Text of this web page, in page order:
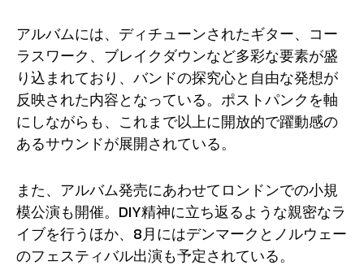
アルバムには、ディチューンされたギター、コー
ラスワーク、ブレイクダウンなど多彩な要素が盛
り込まれており、バンドの探究心と自由な発想が
反映された内容となっている。ポストパンクを軸
にしながらも、これまで以上に開放的で躍動感の
あるサウンドが展開されている。
また、アルバム発売にあわせてロンドンでの小規
模公演も開催。DIY精神に立ち返るような親密なラ
イブを行うほか、8月にはデンマークとノルウェー
のフェスティバル出演も予定されている。